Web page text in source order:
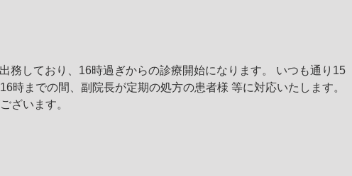
務しており、16時過ぎからの診療開始になります。 いつも通り15
時までの間、副院長が定期の処方の患者様 等に対応いたします。
ざいます。